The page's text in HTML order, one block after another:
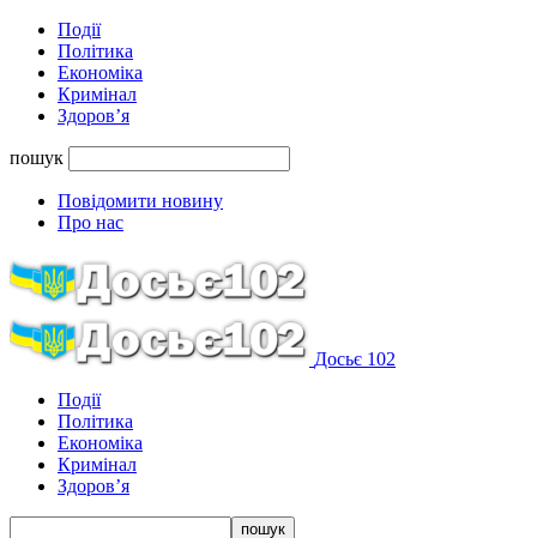
Події
Політика
Економіка
Кримінал
Здоров’я
пошук
Повідомити новину
Про нас
Досьє 102
Події
Політика
Економіка
Кримінал
Здоров’я